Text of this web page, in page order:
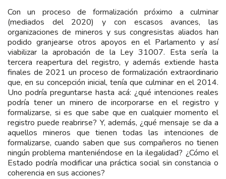
Con un proceso de formalización próximo a culminar
(mediados del 2020) y con escasos avances, las
organizaciones de mineros y sus congresistas aliados han
podido granjearse otros apoyos en el Parlamento y así
viabilizar la aprobación de la Ley 31007. Esta sería la
tercera reapertura del registro, y además extiende hasta
finales de 2021 un proceso de formalización extraordinario
que, en su concepción inicial, tenía que culminar en el 2014.
Uno podría preguntarse hasta acá: ¿qué intenciones reales
podría tener un minero de incorporarse en el registro y
formalizarse, si es que sabe que en cualquier momento el
registro puede reabrirse? Y, además, ¿qué mensaje se da a
aquellos mineros que tienen todas las intenciones de
formalizarse, cuando saben que sus compañeros no tienen
ningún problema manteniéndose en la ilegalidad? ¿Cómo el
Estado podría modificar una práctica social sin constancia o
coherencia en sus acciones?